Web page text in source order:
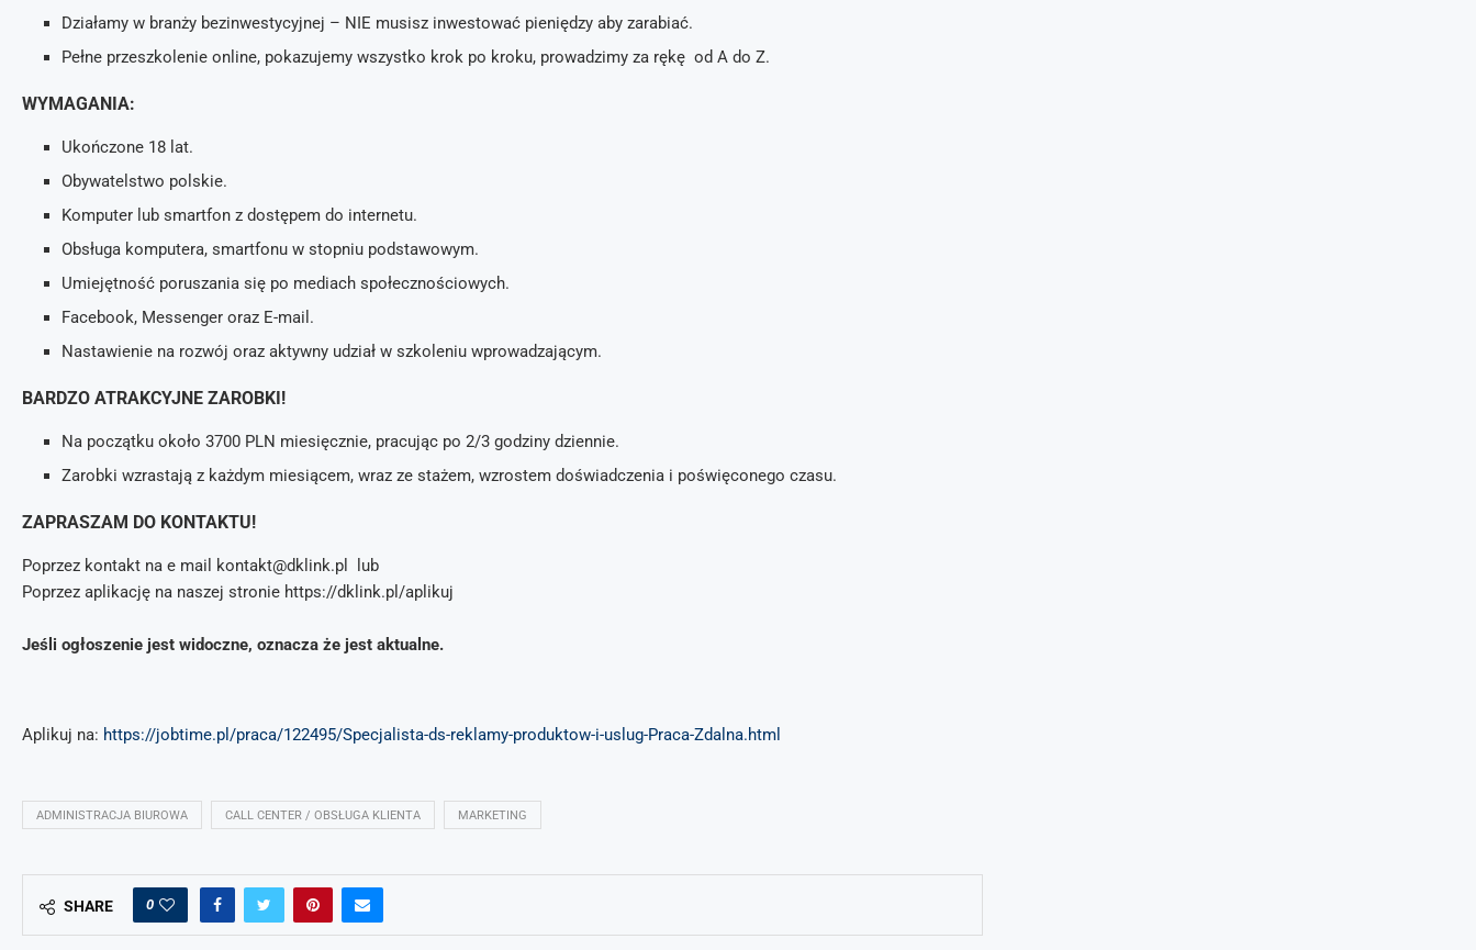
Działamy w branży bezinwestycyjnej – NIE musisz inwestować pieniędzy aby zarabiać.
Pełne przeszkolenie online, pokazujemy wszystko krok po kroku, prowadzimy za rękę od A do Z.
WYMAGANIA:
Ukończone 18 lat.
Obywatelstwo polskie.
Komputer lub smartfon z dostępem do internetu.
Obsługa komputera, smartfonu w stopniu podstawowym.
Umiejętność poruszania się po mediach społecznościowych.
Facebook, Messenger oraz E-mail.
Nastawienie na rozwój oraz aktywny udział w szkoleniu wprowadzającym.
BARDZO ATRAKCYJNE ZAROBKI!
Na początku około 3700 PLN miesięcznie, pracując po 2/3 godziny dziennie.
Zarobki wzrastają z każdym miesiącem, wraz ze stażem, wzrostem doświadczenia i poświęconego czasu.
ZAPRASZAM DO KONTAKTU!
Poprzez kontakt na e mail kontakt@dklink.pl lub
Poprzez aplikację na naszej stronie https://dklink.pl/aplikuj
Jeśli ogłoszenie jest widoczne, oznacza że jest aktualne.
Aplikuj na: https://jobtime.pl/praca/122495/Specjalista-ds-reklamy-produktow-i-uslug-Praca-Zdalna.html
ADMINISTRACJA BIUROWA CALL CENTER / OBSŁUGA KLIENTA MARKETING
SHARE 0